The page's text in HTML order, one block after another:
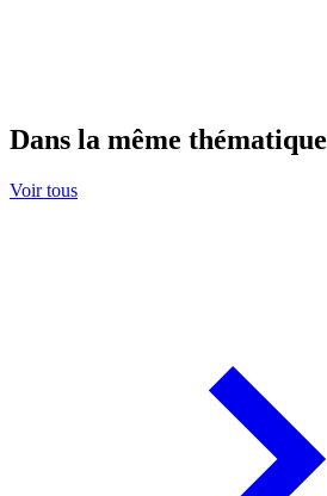
Dans la même thématique
Voir tous